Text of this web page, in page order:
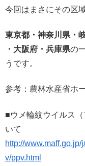
今回はまさにその区
東京都・神奈川県・
・大阪府・兵庫県の
うです。
参考：農林水産省ホ
■ウメ輪紋ウイルス
いて
http://
v/ppv.html